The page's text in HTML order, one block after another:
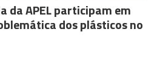
da APEL participam em
dos plásticos no